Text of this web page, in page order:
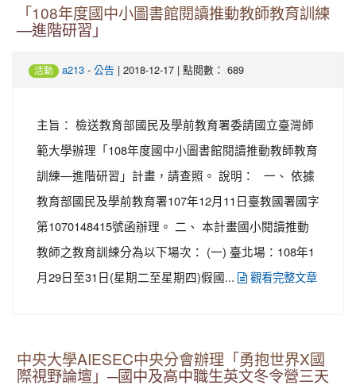
「108年度國中小圖書館閱讀推動教師教育訓練
—進階研習」
活動 a213 - 公告 | 2018-12-17 | 點閱數： 689
主旨： 檢送教育部國民及學前教育署委請國立臺灣師
範大學辦理「108年度國中小圖書館閱讀推動教師教育
訓練—進階研習」計畫，請查照。 說明： 一、 依據
教育部國民及學前教育署107年12月11日臺教國署國字
第1070148415號函辦理。 二、 本計畫國小閱讀推動
教師之教育訓練分為以下場次： (一) 臺北場：108年1
月29日至31日(星期二至星期四)假國...
觀看完整文章
中央大學AIESEC中央分會辦理「勇抱世界X國
際視野論壇」─國中及高中職生英文冬令營三天